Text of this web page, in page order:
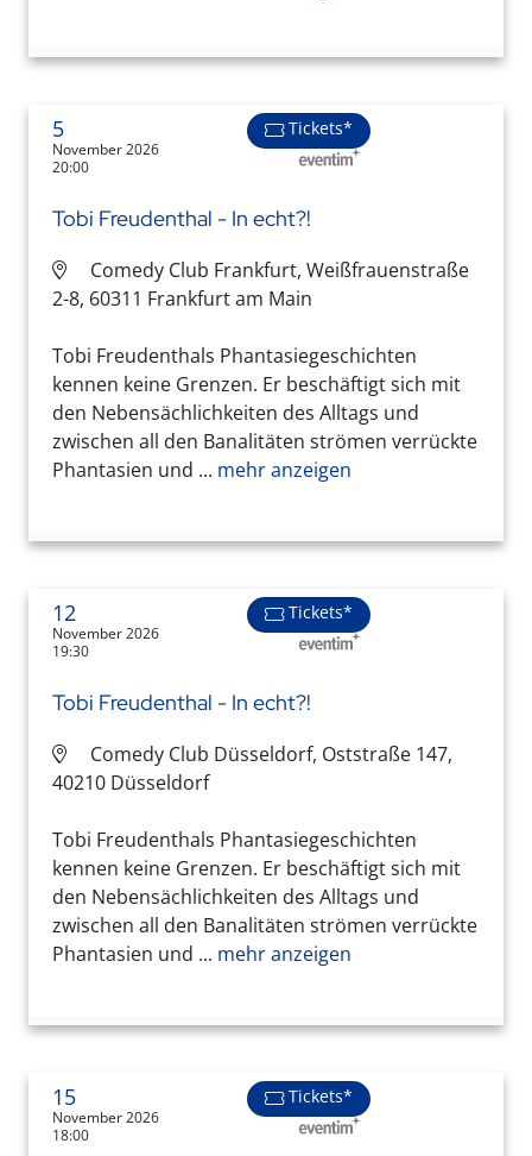
5
November 2026
20:00
Tickets*
Tobi Freudenthal - In echt?!
Comedy Club Frankfurt, Weißfrauenstraße
2-8, 60311 Frankfurt am Main
Tobi Freudenthals Phantasiegeschichten
kennen keine Grenzen. Er beschäftigt sich mit
den Nebensächlichkeiten des Alltags und
zwischen all den Banalitäten strömen verrückte
Phantasien und ... mehr anzeigen
12
November 2026
19:30
Tickets*
Tobi Freudenthal - In echt?!
Comedy Club Düsseldorf, Oststraße 147,
40210 Düsseldorf
Tobi Freudenthals Phantasiegeschichten
kennen keine Grenzen. Er beschäftigt sich mit
den Nebensächlichkeiten des Alltags und
zwischen all den Banalitäten strömen verrückte
Phantasien und ... mehr anzeigen
15
November 2026
18:00
Tickets*